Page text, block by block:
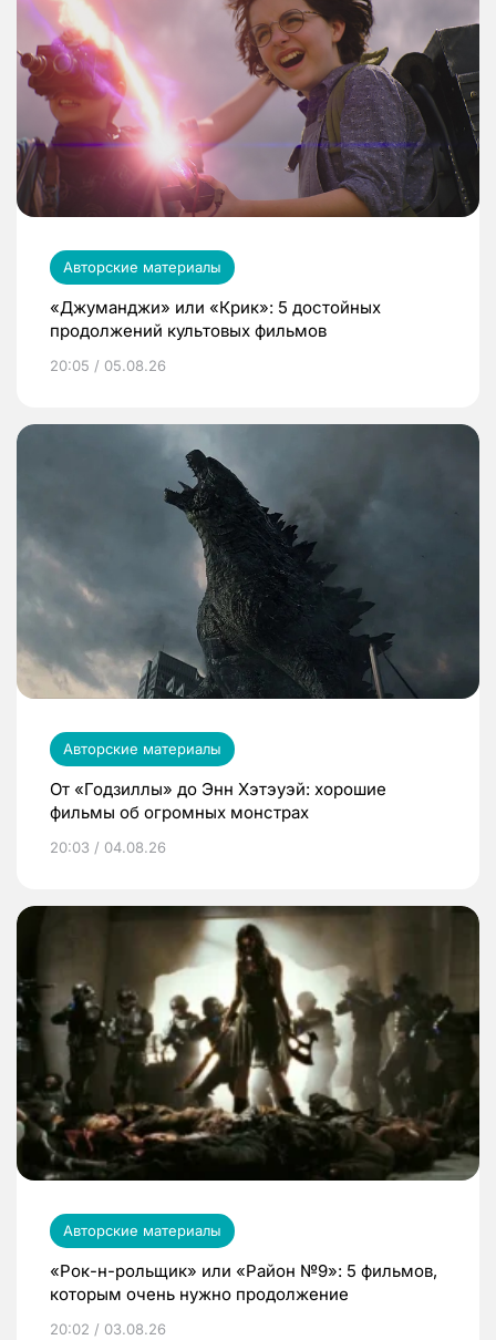
Авторские материалы
«Джуманджи» или «Крик»: 5 достойных
продолжений культовых фильмов
20:05 / 05.08.26
Авторские материалы
От «Годзиллы» до Энн Хэтэуэй: хорошие
фильмы об огромных монстрах
20:03 / 04.08.26
Авторские материалы
«Рок-н-рольщик» или «Район №9»: 5 фильмов,
которым очень нужно продолжение
20:02 / 03.08.26